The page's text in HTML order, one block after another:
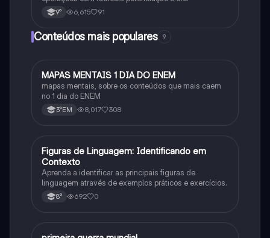
9° 6,615 91
Conteúdos mais populares 9
Português
MAPAS MENTAIS 1 DIA DO ENEM
mapas mentais, sobre os conteúdos que mais caem
no 1 dia do ENEM
3°EM 8,017 308
FPortuguês
Figuras de Linguagem: Identificando em
Contexto
Aprenda a identificar as principais figuras de
linguagem através de exemplos práticos e exercícios.
8° 692 0